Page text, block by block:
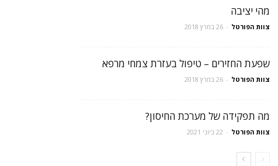
מהי יציבה
צוות הפורטל - 26 במרץ 2018
שפעת החזירים – טיפול בעזרת צמחי מרפא
צוות הפורטל - 26 במרץ 2018
מה תפקידה של מערכת החיסון?
צוות הפורטל - 22 ביוני 2021